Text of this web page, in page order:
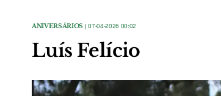
ANIVERSÁRIOS | 07-04-2026 00:02
Luís Felício